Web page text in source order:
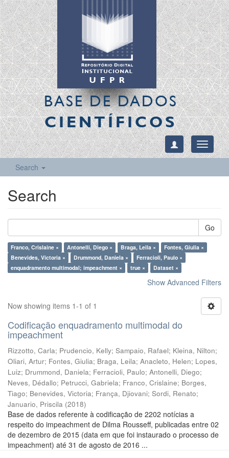
BASE DE DADOS
CIENTÍFICOS
Toggle
Search
Search
Go
Franco, Crislaine × Antonelli, Diego × Braga, Leila ×
Fontes, Giulia ×
Benevides, Victoria ×
Drummond, Daniela ×
Ferracioli, Paulo ×
enquadramento multimodal; impeachment ×
true × Dataset ×
Show Advanced Filters
Now showing items 1-1 of 1
Codificação enquadramento multimodal do
impeachment
Rizzotto, Carla; Prudencio, Kelly; Sampaio, Rafael; Kleina, Nilton;
Oliari, Artur; Fontes, Giulia; Braga, Leila; Anacleto, Helen; Lopes,
Luiz; Drummond, Daniela; Ferracioli, Paulo; Antonelli, Diego;
Neves, Dédallo; Petrucci, Gabriela; Franco, Crislaine; Borges,
Tiago; Benevides, Victoria; França, Djiovani; Sordi, Renato;
Januario, Priscila (2018)
Base de dados referente à codificação de 2202 notícias a
respeito do impeachment de Dilma Rousseff, publicadas entre 02
de dezembro de 2015 (data em que foi instaurado o processo de
impeachment) até 31 de agosto de 2016 ...